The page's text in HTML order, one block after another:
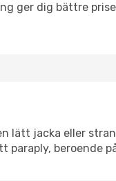
ger dig bättre
lätt jacka eller
paraply, beroende